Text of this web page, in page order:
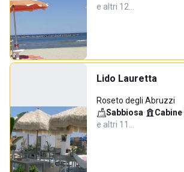
e altri 12…
Lido Lauretta
Roseto degli Abruzzi
Sabbiosa· Cabine·
e altri 11…